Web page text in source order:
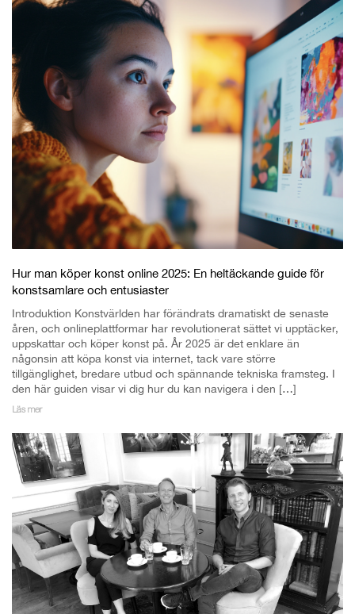
Hur man köper konst online 2025: En heltäckande guide för
konstsamlare och entusiaster
Introduktion Konstvärlden har förändrats dramatiskt de senaste
åren, och onlineplattformar har revolutionerat sättet vi upptäcker,
uppskattar och köper konst på. År 2025 är det enklare än
någonsin att köpa konst via internet, tack vare större
tillgänglighet, bredare utbud och spännande tekniska framsteg. I
den här guiden visar vi dig hur du kan navigera i den […]
Läs mer